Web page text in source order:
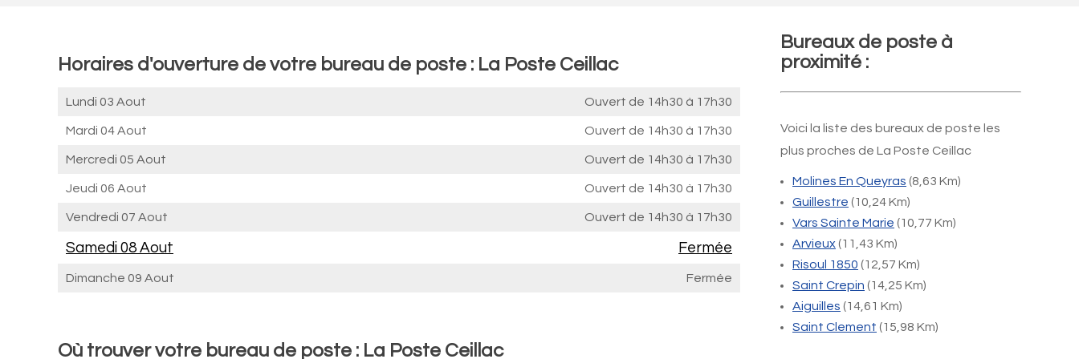
Horaires d'ouverture de votre bureau de poste : La Poste Ceillac
Lundi 03 Aout Ouvert de 14h30 à 17h30
Mardi 04 Aout Ouvert de 14h30 à 17h30
Mercredi 05 Aout Ouvert de 14h30 à 17h30
Jeudi 06 Aout Ouvert de 14h30 à 17h30
Vendredi 07 Aout Ouvert de 14h30 à 17h30
Samedi 08 Aout Fermée
Dimanche 09 Aout Fermée
Où trouver votre bureau de poste : La Poste Ceillac
Bureaux de poste à
proximité :
Voici la liste des bureaux de poste les
plus proches de La Poste Ceillac
Molines En Queyras (8,63 Km)
Guillestre (10,24 Km)
Vars Sainte Marie (10,77 Km)
Arvieux(11,43 Km)
Risoul 1850 (12,57 Km)
Saint Crepin (14,25 Km)
Aiguilles (14,61 Km)
Saint Clement (15,98 Km)